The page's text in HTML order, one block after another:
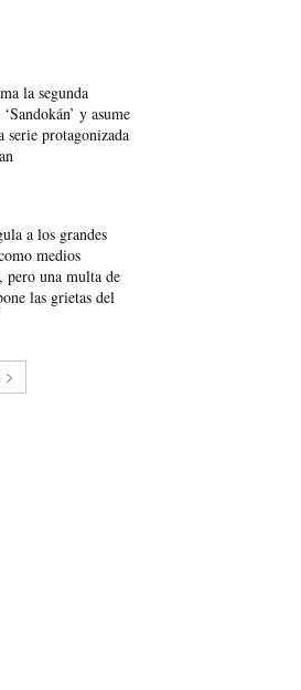
la segunda
y asume
serie protagonizada
a los grandes
medios
pero una multa de
las grietas del